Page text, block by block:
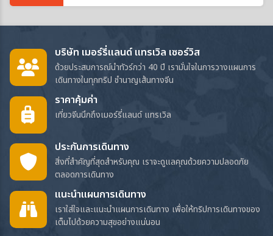
บริษัท เมอร์รี่แลนด์ แทรเวิล เซอร์วิส
ด้วยประสบการณ์นำทัวร์กว่า 40 ปี เรามั่นใจในการวางแผนการ
เดินทางในทุกทริป ชำนาญเส้นทางจีน
ราคาคุ้มค่า
เที่ยวจีนนึกถึงเมอร์รี่แลนด์ แทรเวิล
ประกันการเดินทาง
สิ่งที่สำคัญที่สุดสำหรับคุณ เราจะดูแลคุณด้วยความปลอดภัย
ตลอดการเดินทาง
แนะนำแผนการเดินทาง
เราใส่ใจและแนะนำแผนการเดินทาง เพื่อให้ทริปการเดินทางของ
เต็มไปด้วยความสุขอย่างแน่นอน